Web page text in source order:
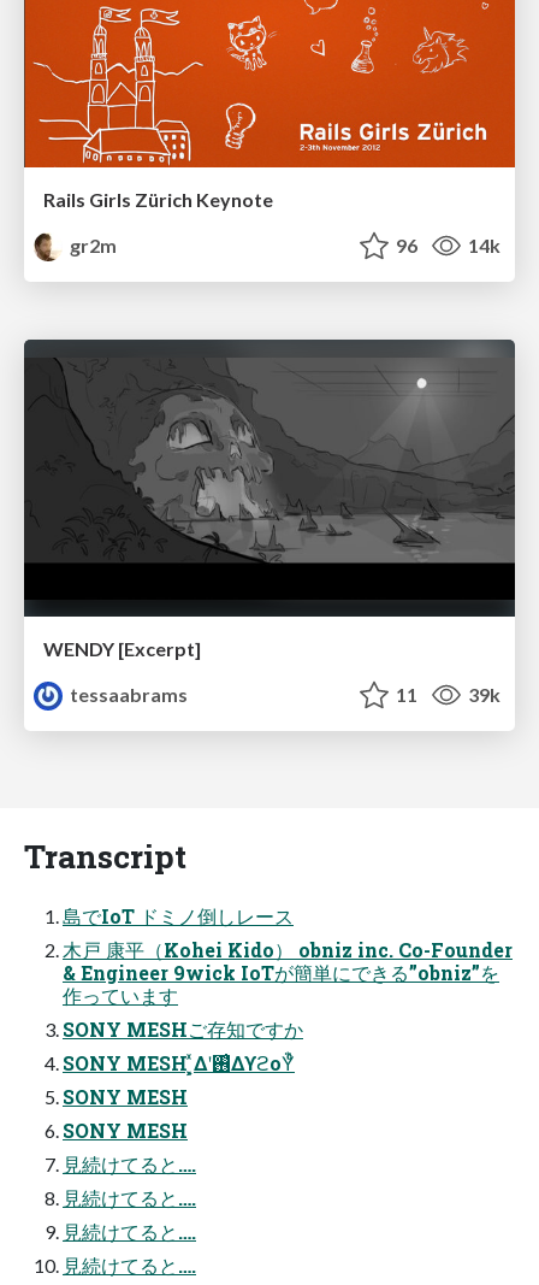
Rails Girls Zürich Keynote
gr2m
96 14k
WENDY [Excerpt]
tessaabrams
11 39k
Transcript
島でIoT ドミノ倒しレース
木戸 康平（Kohei Kido） obniz inc. Co-Founder
& Engineer 9wick IoTが簡単にできる”obniz”を
作っています
SONY MESHご存知ですか
SONY MESH ͓͕ͯΔʹ࢖͑ΔϒϩοΫͨͪ
SONY MESH
SONY MESH
見続けてると….
見続けてると….
見続けてると….
見続けてると….